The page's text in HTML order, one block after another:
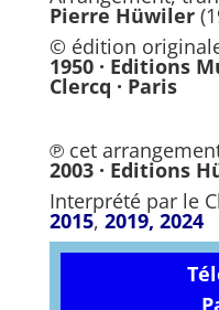
Pierre Hüwiler
© édition
1950 · Editions
Clercq · Paris
℗ cet
2003 · Editions
Interprété par le
2015, 2019, 2024